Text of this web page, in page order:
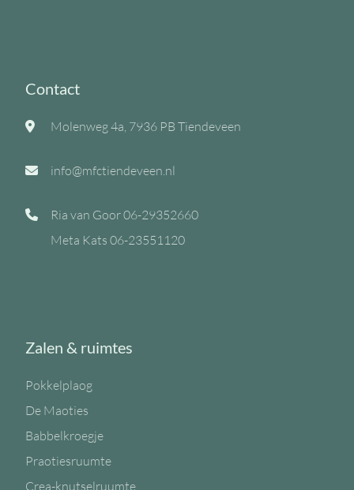
Contact
Molenweg 4a, 7936 PB Tiendeveen
info@mfctiendeveen.nl
Ria van Goor06-29352660
Meta Kats 06-23551120
Zalen & ruimtes
Pokkelplaog
De Maoties
Babbelkroegje
Praotiesruumte
Crea-knutselruumte